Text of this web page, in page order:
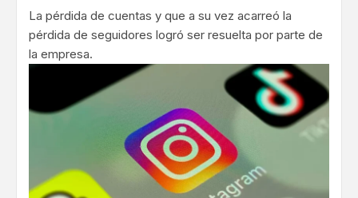
La pérdida de cuentas y que a su vez acarreó la
pérdida de seguidores logró ser resuelta por parte de
la empresa.